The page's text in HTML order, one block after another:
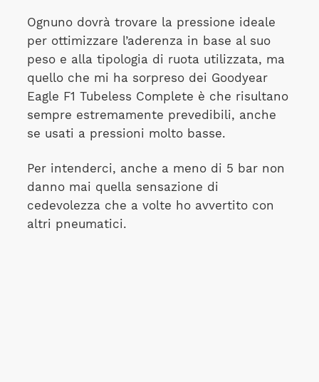
Ognuno dovrà trovare la pressione ideale
per ottimizzare l’aderenza in base al suo
peso e alla tipologia di ruota utilizzata, ma
quello che mi ha sorpreso dei Goodyear
Eagle F1 Tubeless Complete è che risultano
sempre estremamente prevedibili, anche
se usati a pressioni molto basse.
Per intenderci, anche a meno di 5 bar non
danno mai quella sensazione di
cedevolezza che a volte ho avvertito con
altri pneumatici.